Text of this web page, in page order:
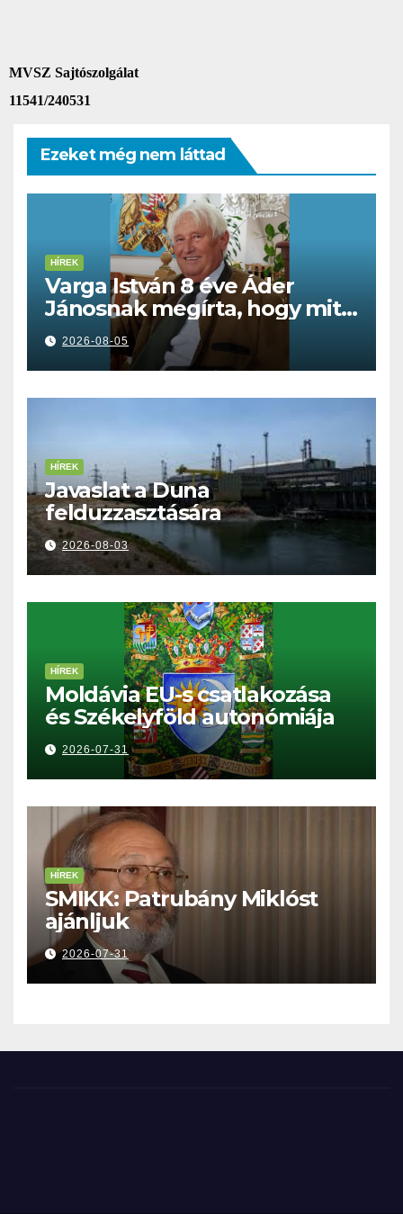
MVSZ Sajtószolgálat
11541/240531
Ezeket még nem láttad
HÍREK
Varga István 8 éve Áder
Jánosnak megírta, hogy mit
kell tennünk a Dunával
2026-08-05
HÍREK
Javaslat a Duna
felduzzasztására
2026-08-03
HÍREK
Moldávia EU-s csatlakozása
és Székelyföld autonómiája
2026-07-31
HÍREK
SMIKK: Patrubány Miklóst
ajánljuk
2026-07-31